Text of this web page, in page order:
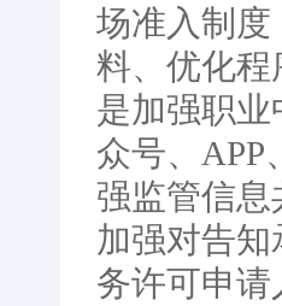
场准入制
料、优化
是加强职
众号、APP
强监管信
加强对告
务许可申